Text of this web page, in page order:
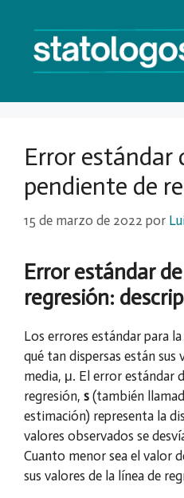
contenido
Error estándar
pendiente de
15 de marzo de 2022 por
Error estándar
regresión:
Los errores estándar para
qué tan dispersas están sus
media, μ. El error estándar
regresión, s (también
estimación) representa la
valores observados se
Cuanto menor sea el valor
sus valores de la línea de